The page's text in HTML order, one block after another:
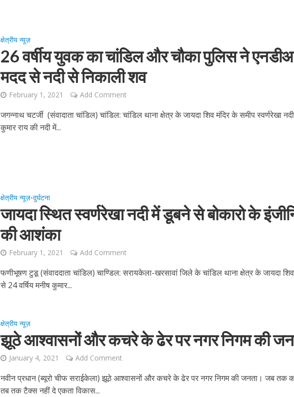
क्षेत्रीय न्यूज़
26 वर्षीय युवक का चांडिल और चौका पुलिस ने
मदद से नदी से निकाली शव
February 1, 2021 Add Comment
जगन्नाथ चटर्जी (संवादाता चांडिल) चांडिल: चांडिल थाना क्षेत्र के जायदा शिव मंदिर के समीप स्वर्णरेखा
कुमार राय की नदी में...
क्षेत्रीय न्यूज़•दुर्घटना
जायदा स्थित स्वर्णरेखा नदी में डूबने से बोकारो के
की आशंका
February 1, 2021 Add Comment
फणीभूषण टुडू (संवाददाता चांडिल) चाण्डिल: सरायकेला-खरसावां जिले के चांडिल थाना क्षेत्र के जायदा
से 24 वर्षिय मनीष कुमार...
क्षेत्रीय न्यूज़
झूठे आश्वासनों और कचरे के ढेर पर नगर निगम की
January 4, 2021 Add Comment
नवीन प्रधान (ब्यूरो चीफ सराईकेला) झूठे आश्वासनों और कचरे के ढेर पर नगर निगम की जनता। जब
तब तक टैक्स नहीं दे एकता विकास...